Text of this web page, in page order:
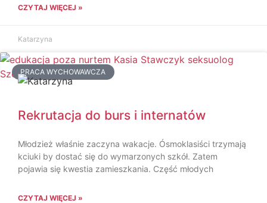
CZYTAJ WIĘCEJ »
Katarzyna
PRACA WYCHOWAWCZA
Rekrutacja do burs i internatów
Młodzież właśnie zaczyna wakacje. Ósmoklasiści trzymają
kciuki by dostać się do wymarzonych szkół. Zatem
pojawia się kwestia zamieszkania. Część młodych
CZYTAJ WIĘCEJ »